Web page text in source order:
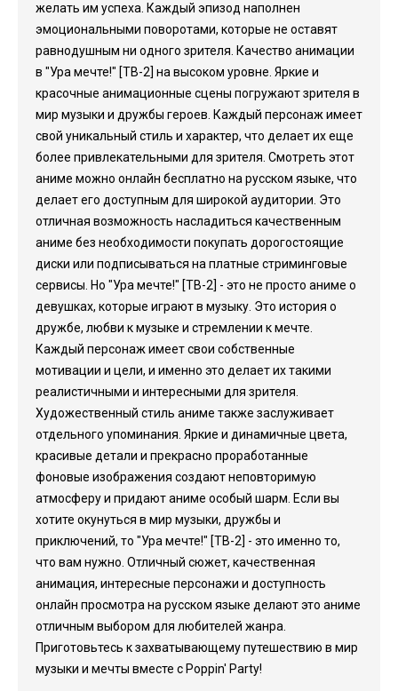
желать им успеха. Каждый эпизод наполнен
эмоциональными поворотами, которые не оставят
равнодушным ни одного зрителя. Качество анимации
в "Ура мечте!" [ТВ-2] на высоком уровне. Яркие и
красочные анимационные сцены погружают зрителя в
мир музыки и дружбы героев. Каждый персонаж имеет
свой уникальный стиль и характер, что делает их еще
более привлекательными для зрителя. Смотреть этот
аниме можно онлайн бесплатно на русском языке, что
делает его доступным для широкой аудитории. Это
отличная возможность насладиться качественным
аниме без необходимости покупать дорогостоящие
диски или подписываться на платные стриминговые
сервисы. Но "Ура мечте!" [ТВ-2] - это не просто аниме о
девушках, которые играют в музыку. Это история о
дружбе, любви к музыке и стремлении к мечте.
Каждый персонаж имеет свои собственные
мотивации и цели, и именно это делает их такими
реалистичными и интересными для зрителя.
Художественный стиль аниме также заслуживает
отдельного упоминания. Яркие и динамичные цвета,
красивые детали и прекрасно проработанные
фоновые изображения создают неповторимую
атмосферу и придают аниме особый шарм. Если вы
хотите окунуться в мир музыки, дружбы и
приключений, то "Ура мечте!" [ТВ-2] - это именно то,
что вам нужно. Отличный сюжет, качественная
анимация, интересные персонажи и доступность
онлайн просмотра на русском языке делают это аниме
отличным выбором для любителей жанра.
Приготовьтесь к захватывающему путешествию в мир
музыки и мечты вместе с Poppin' Party!